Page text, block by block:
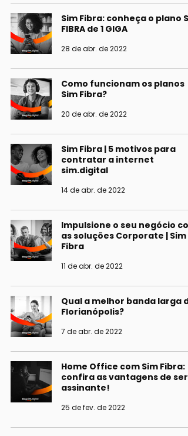
Sim Fibra: conheça o plano
FIBRA de 1 GIGA
28 de abr. de 2022
Como funcionam os planos
Sim Fibra?
20 de abr. de 2022
Sim Fibra | 5 motivos para
contratar a internet
sim.digital
14 de abr. de 2022
Impulsione o seu negócio
as soluções Corporate | Sim
Fibra
11 de abr. de 2022
Qual a melhor banda larga
Florianópolis?
7 de abr. de 2022
Home Office com Sim Fibra:
confira as vantagens de ser
assinante!
25 de fev. de 2022